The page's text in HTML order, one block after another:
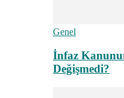
Genel
İnfaz
Değişmedi?